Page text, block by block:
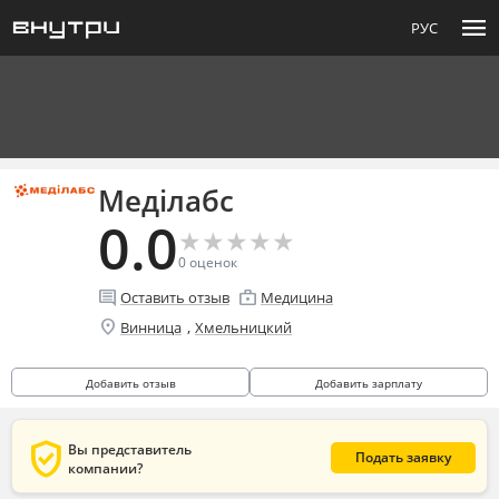
РУС menu
Меділабс
0.0★
★★
★★
★★
★★
★
0оценок
comment Оставить отзыв enterprise Медицина
location_on Винница , Хмельницкий
Добавить отзыв Добавить зарплату
verified_user Вы представитель
компании?
Подать заявку